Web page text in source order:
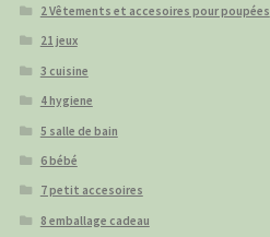
2 Vêtements et accesoires pour poupées
21 jeux
3 cuisine
4 hygiene
5 salle de bain
6 bébé
7 petit accesoires
8 emballage cadeau